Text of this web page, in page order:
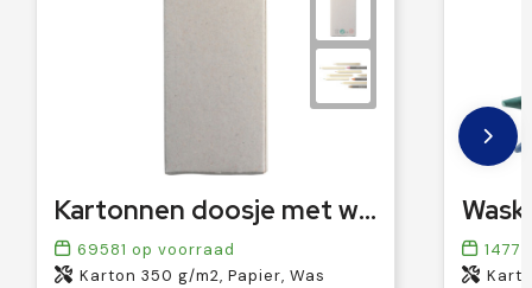
Kartonnen doosje met waskrijt Selena
69581 op voorraad
Karton 350 g/m2, Papier, Was
14771